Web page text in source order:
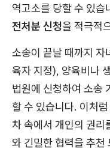
역고소를 당할 수 있
전처분 신청을 적극적
소송이 끝날 때까지
육자 지정), 양육비나
법원에 신청하여 소송
할 수 있습니다. 이처
차 속에서 개인의 권리
와 긴밀한 협력을 추천